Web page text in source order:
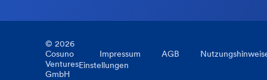
© 2026
Cosuno
Ventures
GmbH
Impressum AGB
Einstellungen